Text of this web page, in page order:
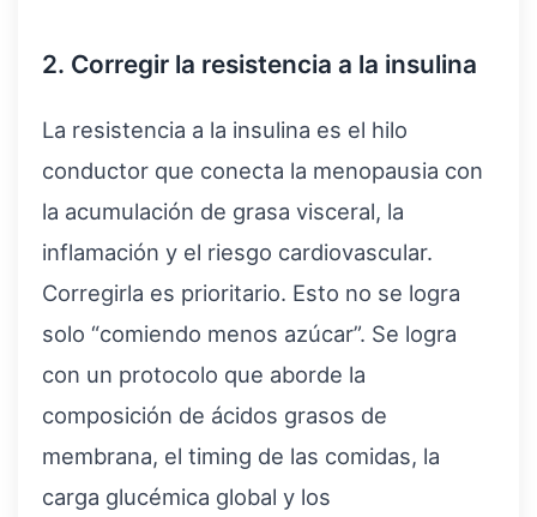
2. Corregir la resistencia a la insulina
La resistencia a la insulina es el hilo
conductor que conecta la menopausia con
la acumulación de grasa visceral, la
inflamación y el riesgo cardiovascular.
Corregirla es prioritario. Esto no se logra
solo “comiendo menos azúcar”. Se logra
con un protocolo que aborde la
composición de ácidos grasos de
membrana, el timing de las comidas, la
carga glucémica global y los